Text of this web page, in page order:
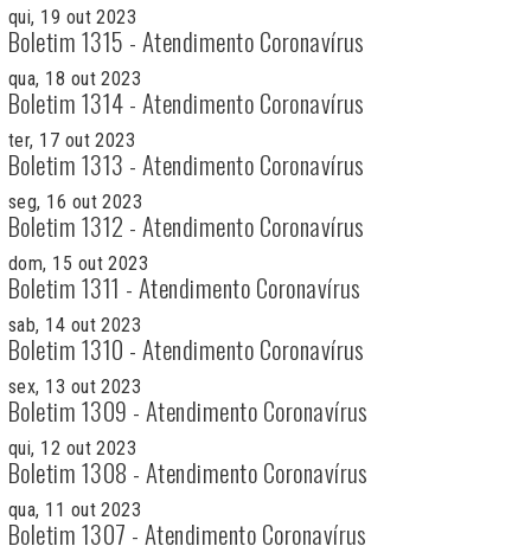
qui, 19 out 2023
Boletim 1315 - Atendimento Coronavírus
qua, 18 out 2023
Boletim 1314 - Atendimento Coronavírus
ter, 17 out 2023
Boletim 1313 - Atendimento Coronavírus
seg, 16 out 2023
Boletim 1312 - Atendimento Coronavírus
dom, 15 out 2023
Boletim 1311 - Atendimento Coronavírus
sab, 14 out 2023
Boletim 1310 - Atendimento Coronavírus
sex, 13 out 2023
Boletim 1309 - Atendimento Coronavírus
qui, 12 out 2023
Boletim 1308 - Atendimento Coronavírus
qua, 11 out 2023
Boletim 1307 - Atendimento Coronavírus